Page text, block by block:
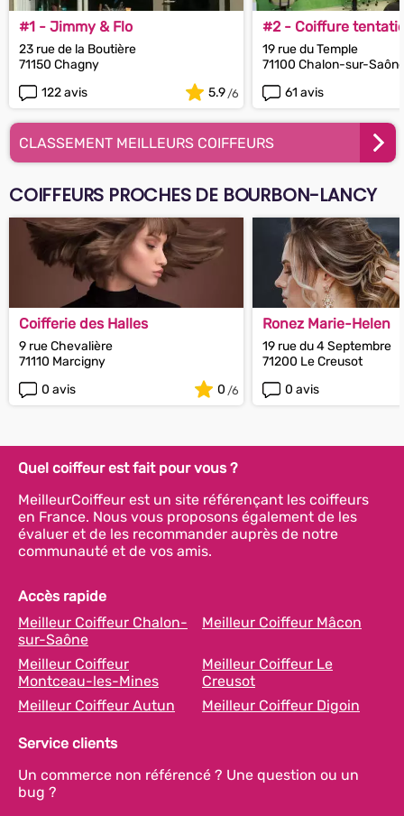
#1 - Jimmy & Flo
23 rue de la Boutière
71150 Chagny
122 avis
5.9
#2 - Coiffure
19 rue du Temple
71100 Chalon-sur-
61 avis
CLASSEMENT MEILLEURS COIFFEURS
COIFFEURS PROCHES DE BOURBON-LANCY
Coifferie des Halles
9 rue Chevalière
71110 Marcigny
0 avis
0
Ronez Marie-Helen
19 rue du 4 Septembre
71200 Le Creusot
0 avis
Quel coiffeur est fait pour vous ?
MeilleurCoiffeur est un site référençant les coiffeurs
en France. Nous vous proposons également de les
évaluer et de les recommander auprès de notre
communauté et de vos amis.
Accès rapide
Meilleur Coiffeur Chalon-
sur-Saône
Meilleur Coiffeur Mâcon
Meilleur Coiffeur
Montceau-les-Mines
Meilleur Coiffeur Le
Creusot
Meilleur Coiffeur Autun
Meilleur Coiffeur Digoin
Service clients
Un commerce non référencé ? Une question ou un
bug ?